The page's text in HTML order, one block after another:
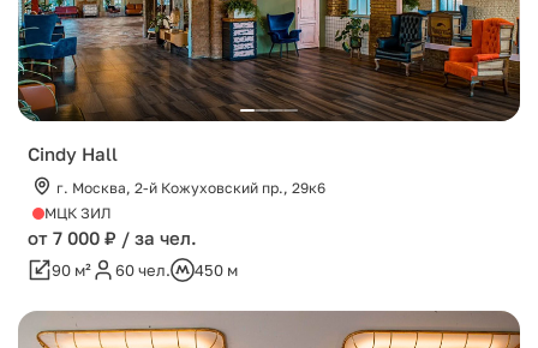
Cindy Hall
г. Москва, 2-й Кожуховский пр., 29к6
МЦК ЗИЛ
от 7 000 ₽ / за чел.
90 м² 60 чел. 450 м